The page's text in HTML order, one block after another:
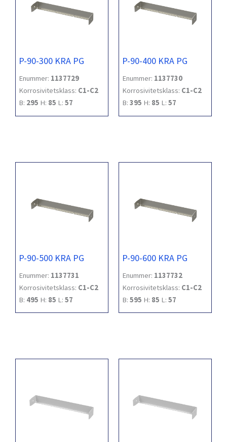
P-90-300 KRA PG
Enummer: 1137729
Korrosivitetsklass: C1-C2
B: 295 H: 85 L: 57
P-90-400 KRA PG
Enummer: 1137730
Korrosivitetsklass: C1-C2
B: 395 H: 85 L: 57
P-90-500 KRA PG
Enummer: 1137731
Korrosivitetsklass: C1-C2
B: 495 H: 85 L: 57
P-90-600 KRA PG
Enummer: 1137732
Korrosivitetsklass: C1-C2
B: 595 H: 85 L: 57